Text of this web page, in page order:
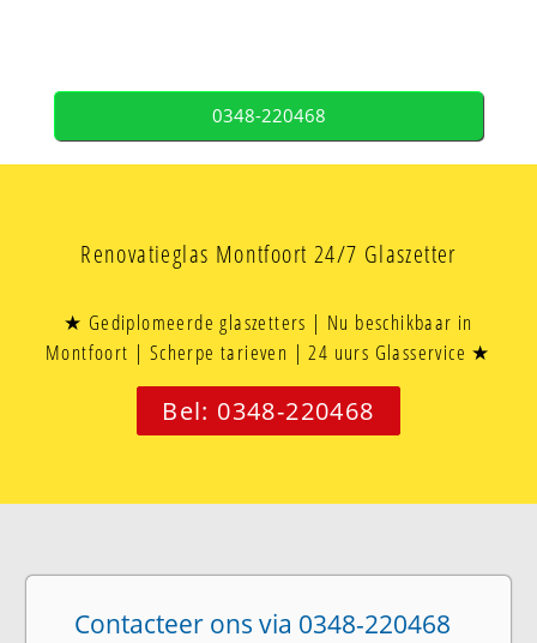
0348-220468
Renovatieglas Montfoort 24/7 Glaszetter
★ Gediplomeerde glaszetters | Nu beschikbaar in
Montfoort | Scherpe tarieven | 24 uurs Glasservice ★
Bel: 0348-220468
Contacteer ons via 0348-220468